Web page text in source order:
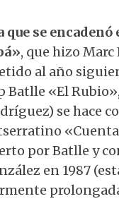
que se
, que hizo
al año
Batlle «El
se hace
por Batlle y
en 1987